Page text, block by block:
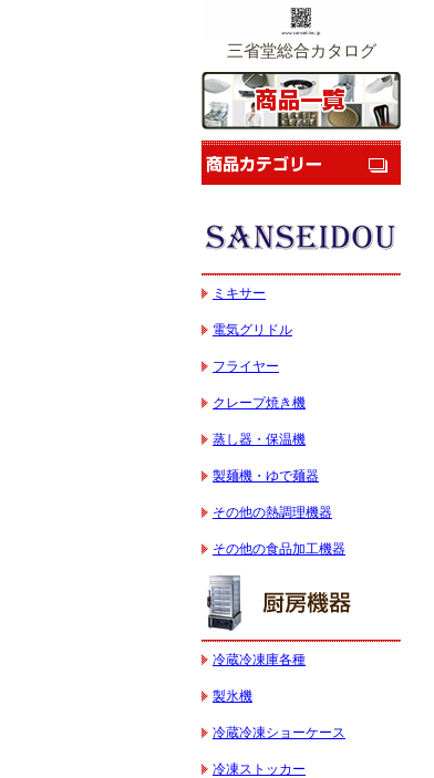
業務用スパイラルミ
HTHS30IN
三省堂総合カタログ
ミキサー
電気グリドル
フライヤー
クレープ焼き機
蒸し器・保温機
製麺機・ゆで麺器
その他の熱調理機器
その他の食品加工機器
冷蔵冷凍庫各種
製氷機
冷蔵冷凍ショーケース
冷凍ストッカー